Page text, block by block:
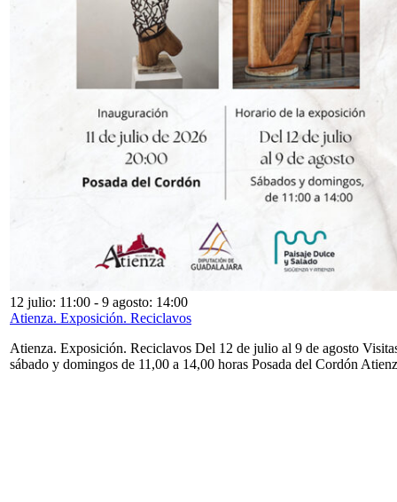
12 julio: 11:00 - 9 agosto: 14:00
Atienza. Exposición. Reciclavos
Atienza. Exposición. Reciclavos Del 12 de julio al 9 de agosto
sábado y domingos de 11,00 a 14,00 horas Posada del Cordón